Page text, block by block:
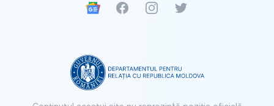
Google News
FacebookInstagramTwitter